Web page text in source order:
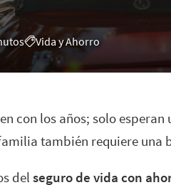
Vida y Ahorro
con los años; solo
también requiere una
del seguro de vida con